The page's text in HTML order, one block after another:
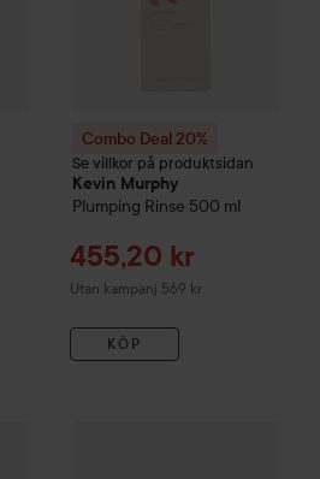
Combo Deal 20%
Se villkor på produktsidan
Kevin Murphy
Plumping Rinse 500 ml
Reapris
455,20 kr
Utan kampanj 569 kr
KÖP